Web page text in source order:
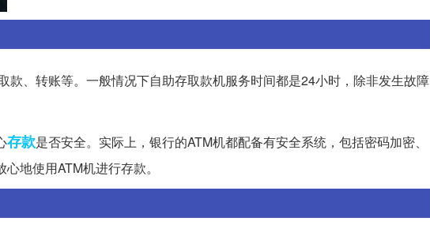
款、转账等。一般情况下自助存取款机服务时间都是24小时，除非发生故障
存款是否安全。实际上，银行的ATM机都配备有安全系统，包括密码加密、
地使用ATM机进行存款。